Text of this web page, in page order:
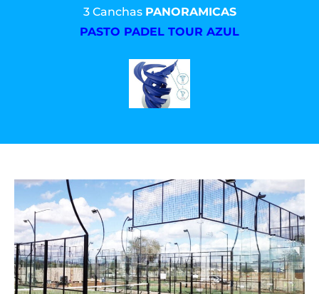
3 Canchas PANORAMICAS
PASTO PADEL TOUR AZUL